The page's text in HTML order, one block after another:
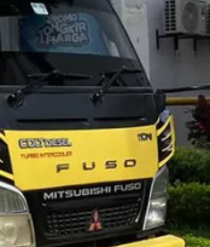
sedot WC yang sudah
ke tempat yang
WCyang sesuai
juga sudah diatur oleh
sedot tinja tersebut.